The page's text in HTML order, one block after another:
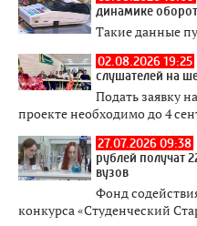
динамике
Такие данные
02.08.2026 19:25
слушателей на
Подать заявку
проекте необходимо до 4
27.07.2026 09:38
рублей получат
вузов
Фонд
конкурса «Студенческий